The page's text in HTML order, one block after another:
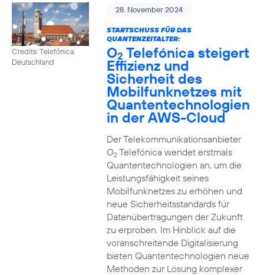
Credits: Telefónica
Deutschland
28. November 2024
STARTSCHUSS FÜR DAS
QUANTENZEITALTER:
O2 Telefónica steigert
Effizienz und
Sicherheit des
Mobilfunknetzes mit
Quantentechnologien
in der AWS-Cloud
Der Telekommunikationsanbieter
O2Telefónica wendet erstmals
Quantentechnologien an, um die
Leistungsfähigkeit seines
Mobilfunknetzes zu erhöhen und
neue Sicherheitsstandards für
Datenübertragungen der Zukunft
zu erproben. Im Hinblick auf die
voranschreitende Digitalisierung
bieten Quantentechnologien neue
Methoden zur Lösung komplexer